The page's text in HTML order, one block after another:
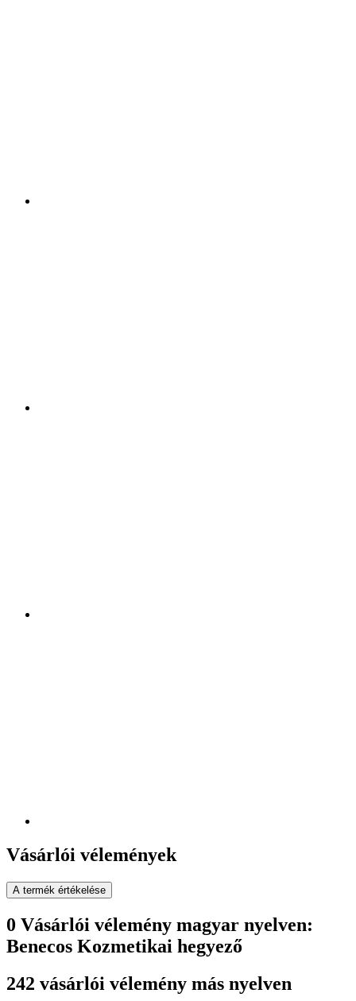
Vásárlói vélemények
A termék értékelése
0 Vásárlói vélemény magyar nyelven:
Benecos Kozmetikai hegyező
242 vásárlói vélemény más nyelven